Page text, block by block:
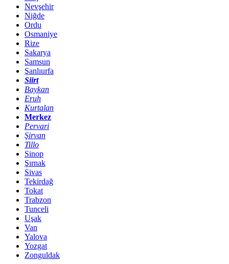
Nevşehir
Niğde
Ordu
Osmaniye
Rize
Sakarya
Samsun
Şanlıurfa
Siirt
Baykan
Eruh
Kurtalan
Merkez
Pervari
Şirvan
Tillo
Sinop
Şırnak
Sivas
Tekirdağ
Tokat
Trabzon
Tunceli
Uşak
Van
Yalova
Yozgat
Zonguldak